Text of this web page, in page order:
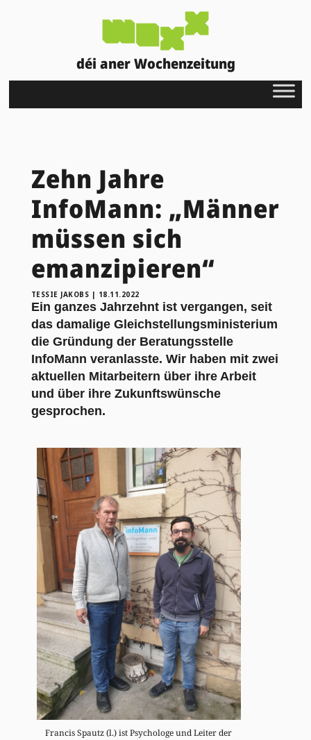
déi aner Wochenzeitung
Zehn Jahre
InfoMann: „Männer
müssen sich
emanzipieren“
TESSIE JAKOBS | 18.11.2022
Ein ganzes Jahrzehnt ist vergangen, seit
das damalige Gleichstellungsministerium
die Gründung der Beratungsstelle
InfoMann veranlasste. Wir haben mit zwei
aktuellen Mitarbeitern über ihre Arbeit
und über ihre Zukunftswünsche
gesprochen.
Francis Spautz (l.) ist Psychologe und Leiter der